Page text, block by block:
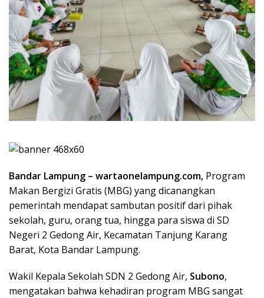
Bandar Lampung – wartaonelampung.com, Program
Makan Bergizi Gratis (MBG) yang dicanangkan
pemerintah mendapat sambutan positif dari pihak
sekolah, guru, orang tua, hingga para siswa di SD
Negeri 2 Gedong Air, Kecamatan Tanjung Karang
Barat, Kota Bandar Lampung.
Wakil Kepala Sekolah SDN 2 Gedong Air, Subono,
mengatakan bahwa kehadiran program MBG sangat